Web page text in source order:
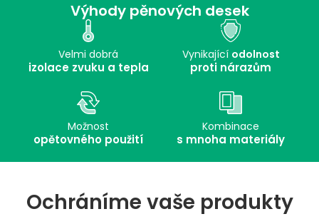
Výhody pěnových desek
Velmi dobrá
izolace zvuku a tepla
Vynikající odolnost
proti nárazům
Možnost
opětovného použití
Kombinace
s mnoha materiály
Ochráníme vaše produkty